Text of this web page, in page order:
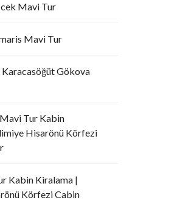
Mavi Tur
Mavi Tur
Karacasöğüt Gökova
Tur Kabin
Hisarönü Körfezi
Kabin Kiralama |
Körfezi Cabin